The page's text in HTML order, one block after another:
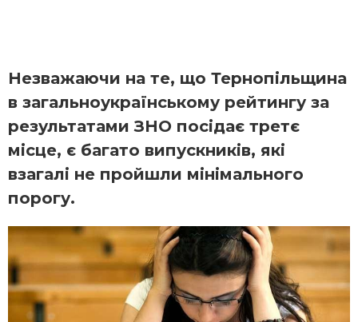
Незважаючи на те, що Тернопільщина
в загальноукраїнському рейтингу за
результатами ЗНО посідає третє
місце, є багато випускників, які
взагалі не пройшли мінімального
порогу.